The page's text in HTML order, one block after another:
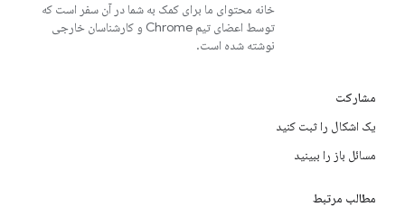
خانه محتوای ما برای کمک به شما در آن سفر است که
توسط اعضای تیم Chrome و کارشناسان خارجی
نوشته شده است.
مشارکت
یک اشکال را ثبت کنید
مسائل باز را ببینید
مطالب مرتبط